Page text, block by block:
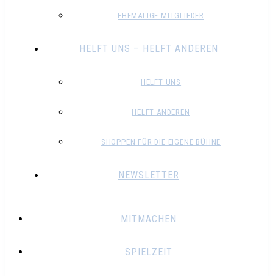
EHEMALIGE MITGLIEDER
HELFT UNS – HELFT ANDEREN
HELFT UNS
HELFT ANDEREN
SHOPPEN FÜR DIE EIGENE BÜHNE
NEWSLETTER
MITMACHEN
SPIELZEIT